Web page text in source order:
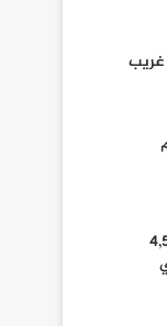
غريب
هزة أرضية بقوة 4,5